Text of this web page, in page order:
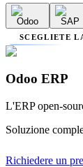
Odoo SAP
SCEGLIETE
Odoo ERP
L'ERP open-
Soluzione
Richiedere un